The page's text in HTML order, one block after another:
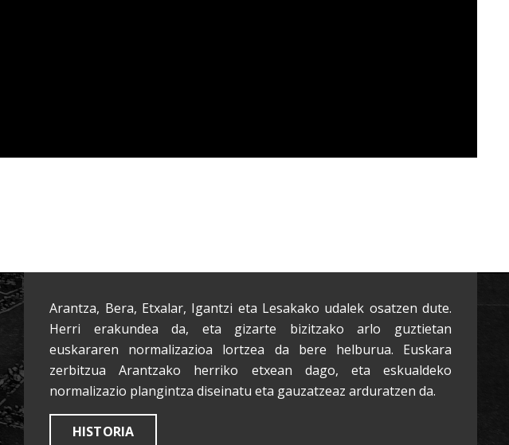
Arantza, Bera, Etxalar, Igantzi eta Lesakako udalek osatzen dute.
Herri erakundea da, eta gizarte bizitzako arlo guztietan
euskararen normalizazioa lortzea da bere helburua. Euskara
zerbitzua Arantzako herriko etxean dago, eta eskualdeko
normalizazio plangintza diseinatu eta gauzatzeaz arduratzen da.
HISTORIA